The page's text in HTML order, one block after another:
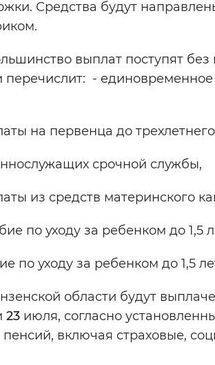
Средства будут
выплат поступят
перечислит: -
на первенца до трехлетнего
срочной службы,
из средств материнского
по уходу за ребенком до
по уходу за ребенком до 1,5
области будут
23 июля, согласно
пенсий, включая страховые,